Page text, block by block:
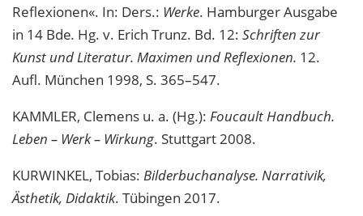
Reflexionen«. In: Ders.: Werke. Hamburger Ausgabe
in 14 Bde. Hg. v. Erich Trunz. Bd. 12: Schriften zur
Kunst und Literatur. Maximen und Reflexionen. 12.
Aufl. München 1998, S. 365–547.
KAMMLER, Clemens u. a. (Hg.): Foucault Handbuch.
Leben – Werk – Wirkung. Stuttgart 2008.
KURWINKEL, Tobias: Bilderbuchanalyse. Narrativik,
Ästhetik, Didaktik. Tübingen 2017.